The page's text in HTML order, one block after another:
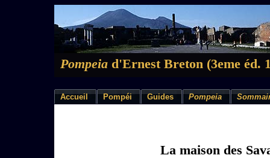
Pompeia d'Ernest Breton (3eme éd.
Accueil Pompéi Guides Pompeia
La maison des